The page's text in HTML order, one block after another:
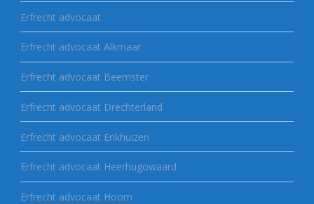
Erfrecht advocaat
Erfrecht advocaat Alkmaar
Erfrecht advocaat Beemster
Erfrecht advocaat Drechterland
Erfrecht advocaat Enkhuizen
Erfrecht advocaat Heerhugowaard
Erfrecht advocaat Hoorn